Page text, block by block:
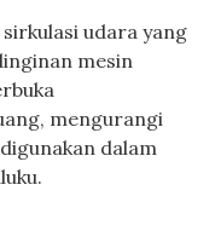
udara yang
mesin
mengurangi
dalam